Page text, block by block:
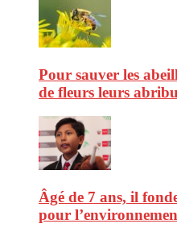
Pour sauver les
de fleurs leurs
Âgé de 7 ans, il
pour